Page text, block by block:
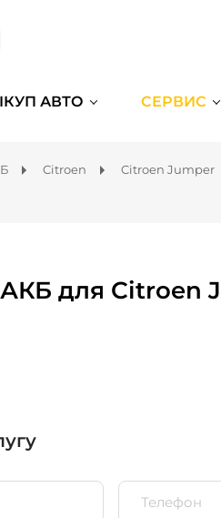
АВТО СЕРВИС
Citroen Citroen Jumper
для Citroen